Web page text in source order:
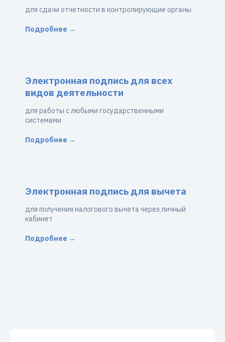
для сдачи отчетности в контролирующие органы
Подробнее →
Электронная подпись для всех
видов деятельности
для работы с любыми государственными
системами
Подробнее →
Электронная подпись для вычета
для получения налогового вычета через личный
кабинет
Подробнее →